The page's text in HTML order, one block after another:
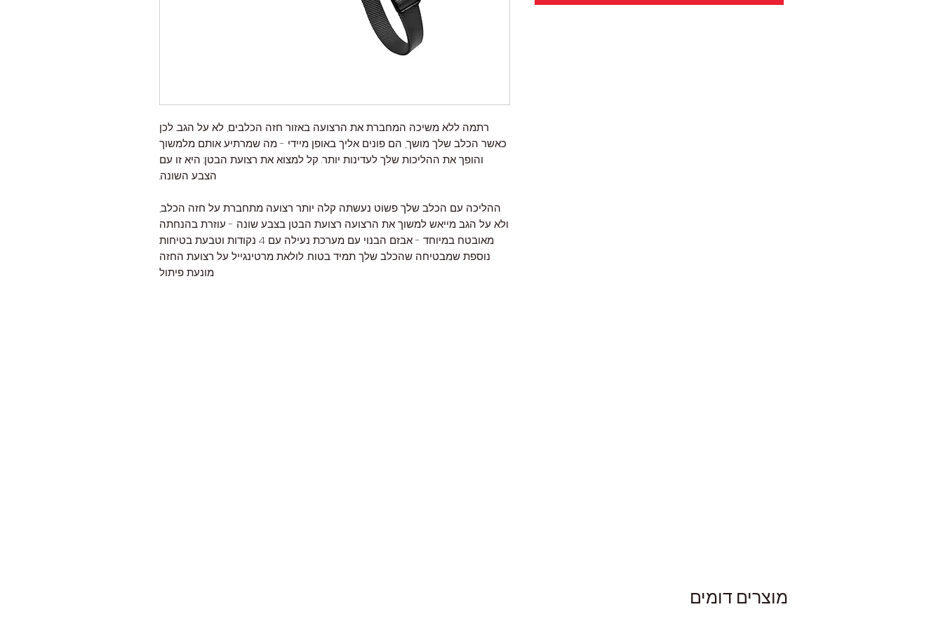
מוצרים דומים
רתמה ללא משיכה המחברת את הרצועה באזור חזה הכלבים, לא על הגב. לכן
כאשר הכלב שלך מושך, הם פונים אליך באופן מיידי - מה שמרתיע אותם מלמשוך
והופך את ההליכות שלך לעדינות יותר. קל למצוא את רצועת הבטן: היא זו עם
הצבע השונה.
ההליכה עם הכלב שלך פשוט נעשתה קלה יותר רצועה מתחברת על חזה הכלב,
ולא על הגב מייאש למשוך את הרצועה רצועת הבטן בצבע שונה - עוזרת בהנחתה
מאובטח במיוחד - אבזם הבנוי עם מערכת נעילה עם 4 נקודות וטבעת בטיחות
נוספת שמבטיחה שהכלב שלך תמיד בטוח. לולאת מרטינגייל על רצועת החזה
מונעת פיתול